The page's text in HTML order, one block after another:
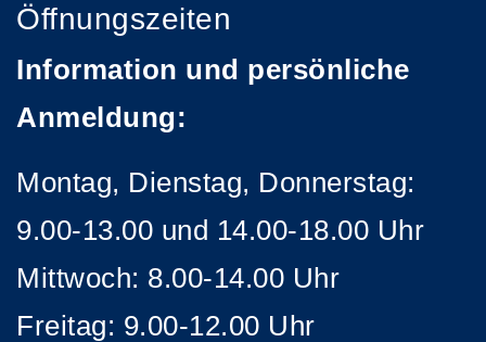
Öffnungszeiten
Information und persönliche
Anmeldung:
Montag, Dienstag, Donnerstag:
9.00-13.00 und 14.00-18.00 Uhr
Mittwoch: 8.00-14.00 Uhr
Freitag: 9.00-12.00 Uhr